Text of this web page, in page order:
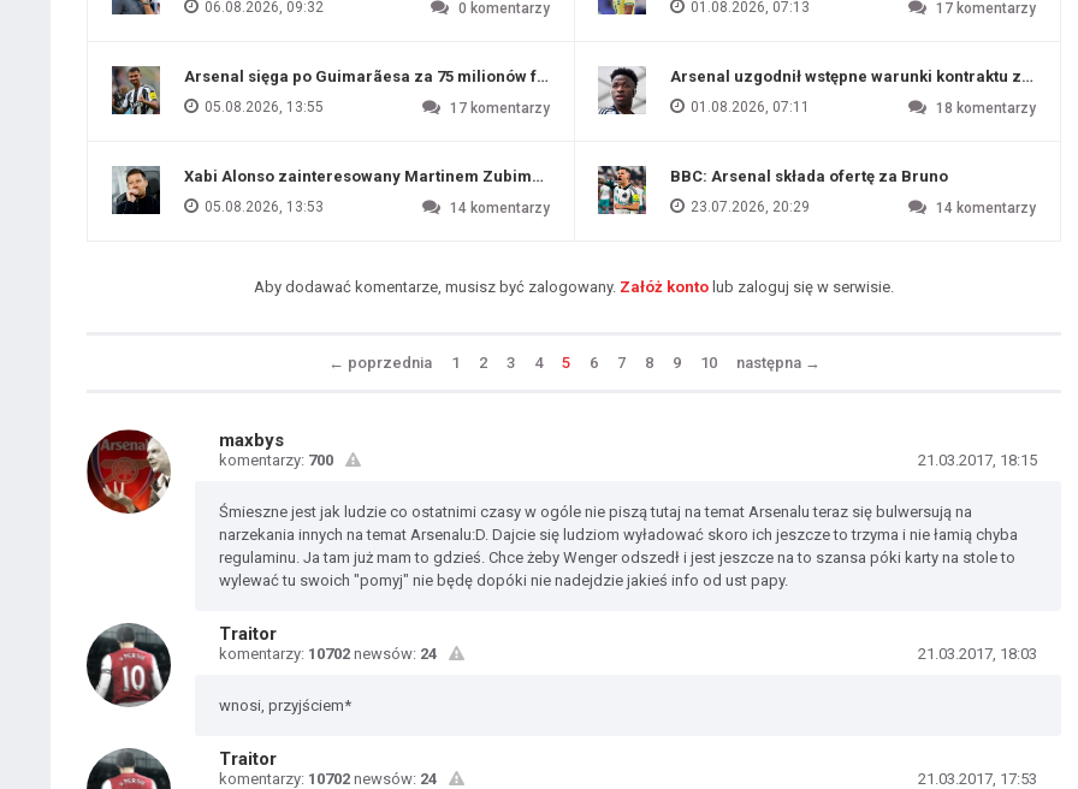
06.08.2026, 09:32 0 komentarzy
Arsenal sięga po Guimarãesa za 75 milionów funtów
05.08.2026, 13:55 17 komentarzy
Xabi Alonso zainteresowany Martinem Zubimendim
05.08.2026, 13:53 14 komentarzy
01.08.2026, 07:13 17 komentarzy
Arsenal uzgodnił wstępne warunki kontraktu z
01.08.2026, 07:11 18 komentarzy
BBC: Arsenal składa ofertę za Bruno
23.07.2026, 20:29 14 komentarzy
Aby dodawać komentarze, musisz być zalogowany. Załóż konto lub zaloguj się w serwisie.
← poprzednia 1 2 3 4 5 6 7 8 9 10 następna →
maxbys
komentarzy: 700 21.03.2017, 18:15
Śmieszne jest jak ludzie co ostatnimi czasy w ogóle nie piszą tutaj na temat Arsenalu teraz się bulwersują na
narzekania innych na temat Arsenalu:D. Dajcie się ludziom wyładować skoro ich jeszcze to trzyma i nie łamią chyba
regulaminu. Ja tam już mam to gdzieś. Chce żeby Wenger odszedł i jest jeszcze na to szansa póki karty na stole to
wylewać tu swoich "pomyj" nie będę dopóki nie nadejdzie jakieś info od ust papy.
Traitor
komentarzy: 10702 newsów: 24 21.03.2017, 18:03
wnosi, przyjściem*
Traitor
komentarzy: 10702 newsów: 24 21.03.2017, 17:53